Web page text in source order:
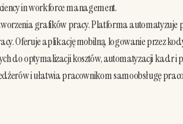
in workforce management.
grafików pracy. Platforma automatyzuje
Oferuje aplikację mobilną, logowanie przez
do optymalizacji kosztów, automatyzacji kadr i
i ułatwia pracownikom samoobsługę